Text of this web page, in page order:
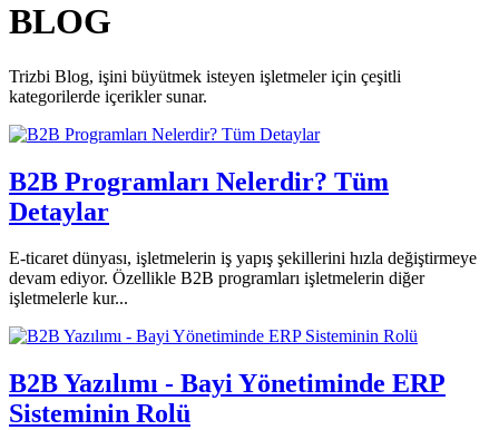
BLOG
Trizbi Blog, işini büyütmek isteyen işletmeler için çeşitli
kategorilerde içerikler sunar.
B2B Programları Nelerdir? Tüm
Detaylar
E-ticaret dünyası, işletmelerin iş yapış şekillerini hızla değiştirmeye
devam ediyor. Özellikle B2B programları işletmelerin diğer
işletmelerle kur...
B2B Yazılımı - Bayi Yönetiminde ERP
Sisteminin Rolü